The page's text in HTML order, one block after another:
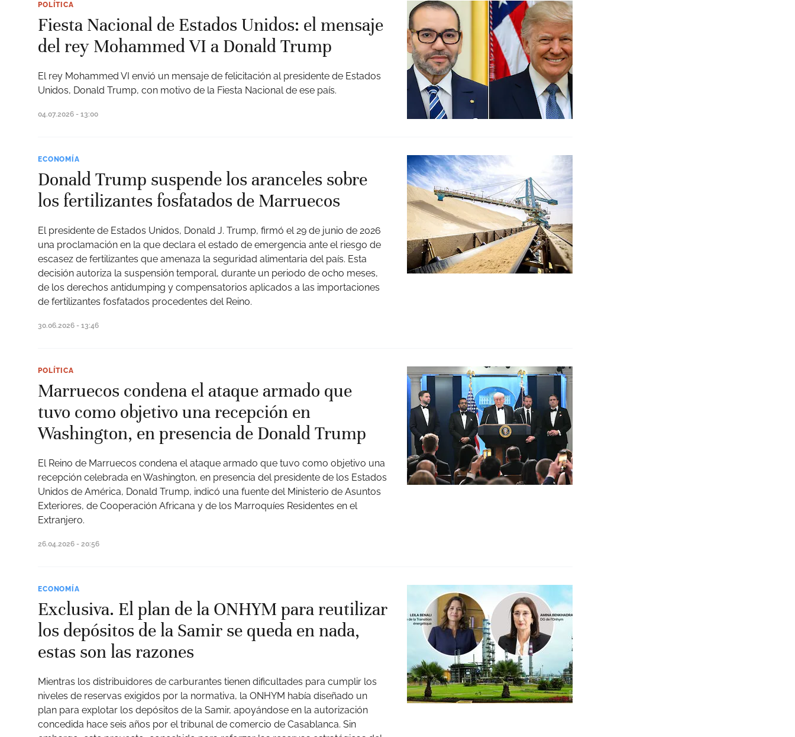
POLÍTICA
Fiesta Nacional de Estados Unidos: el mensaje
del rey Mohammed VI a Donald Trump
El rey Mohammed VI envió un mensaje de felicitación al presidente de Estados
Unidos, Donald Trump, con motivo de la Fiesta Nacional de ese país.
04.07.2026 - 13:00
ECONOMÍA
Donald Trump suspende los aranceles sobre
los fertilizantes fosfatados de Marruecos
El presidente de Estados Unidos, Donald J. Trump, firmó el 29 de junio de 2026
una proclamación en la que declara el estado de emergencia ante el riesgo de
escasez de fertilizantes que amenaza la seguridad alimentaria del país. Esta
decisión autoriza la suspensión temporal, durante un periodo de ocho meses,
de los derechos antidumping y compensatorios aplicados a las importaciones
de fertilizantes fosfatados procedentes del Reino.
30.06.2026 - 13:46
POLÍTICA
Marruecos condena el ataque armado que
tuvo como objetivo una recepción en
Washington, en presencia de Donald Trump
El Reino de Marruecos condena el ataque armado que tuvo como objetivo una
recepción celebrada en Washington, en presencia del presidente de los Estados
Unidos de América, Donald Trump, indicó una fuente del Ministerio de Asuntos
Exteriores, de Cooperación Africana y de los Marroquíes Residentes en el
Extranjero.
26.04.2026 - 20:56
ECONOMÍA
Exclusiva. El plan de la ONHYM para reutilizar
los depósitos de la Samir se queda en nada,
estas son las razones
Mientras los distribuidores de carburantes tienen dificultades para cumplir los
niveles de reservas exigidos por la normativa, la ONHYM había diseñado un
plan para explotar los depósitos de la Samir, apoyándose en la autorización
concedida hace seis años por el tribunal de comercio de Casablanca. Sin